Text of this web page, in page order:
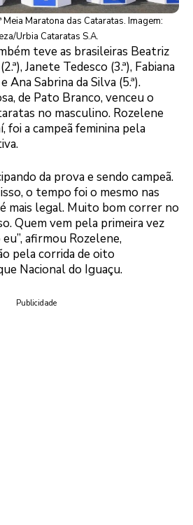
Maratona das Cataratas. Imagem:
Urbia Cataratas S.A.
teve as brasileiras Beatriz
Janete Tedesco (3.ª), Fabiana
Ana Sabrina da Silva (5.ª).
de Pato Branco, venceu o
no masculino. Rozelene
foi a campeã feminina pela
da prova e sendo campeã.
o tempo foi o mesmo nas
mais legal. Muito bom correr no
Quem vem pela primeira vez
afirmou Rozelene,
pela corrida de oito
Nacional do Iguaçu.
Publicidade